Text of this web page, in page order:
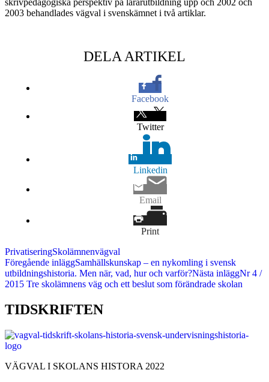
2003 behandlades vägval i svenskämnet i två artiklar.
DELA ARTIKEL
Facebook
Twitter
Linkedin
Email
Print
PrivatiseringSkolämnenvägval
Inläggsnavigering
Föregående inläggSamhällskunskap – en nykomling i svensk
utbildningshistoria. Men när, vad, hur och varför?Nästa inläggNr 4 /
2015 Tre skolämnens väg och ett beslut som förändrade skolan
TIDSKRIFTEN
VÄGVAL I SKOLANS HISTORA 2022